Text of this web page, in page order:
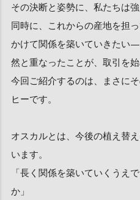
その決断と姿勢に、私たちは強
同時に、これからの産地を担
かけて関係を築いていきたい
然と重なったことが、取引を始
今回ご紹介するのは、まさに
ヒーです。
オスカルとは、今後の植え替
います。
「長く関係を築いていくうえ
か」